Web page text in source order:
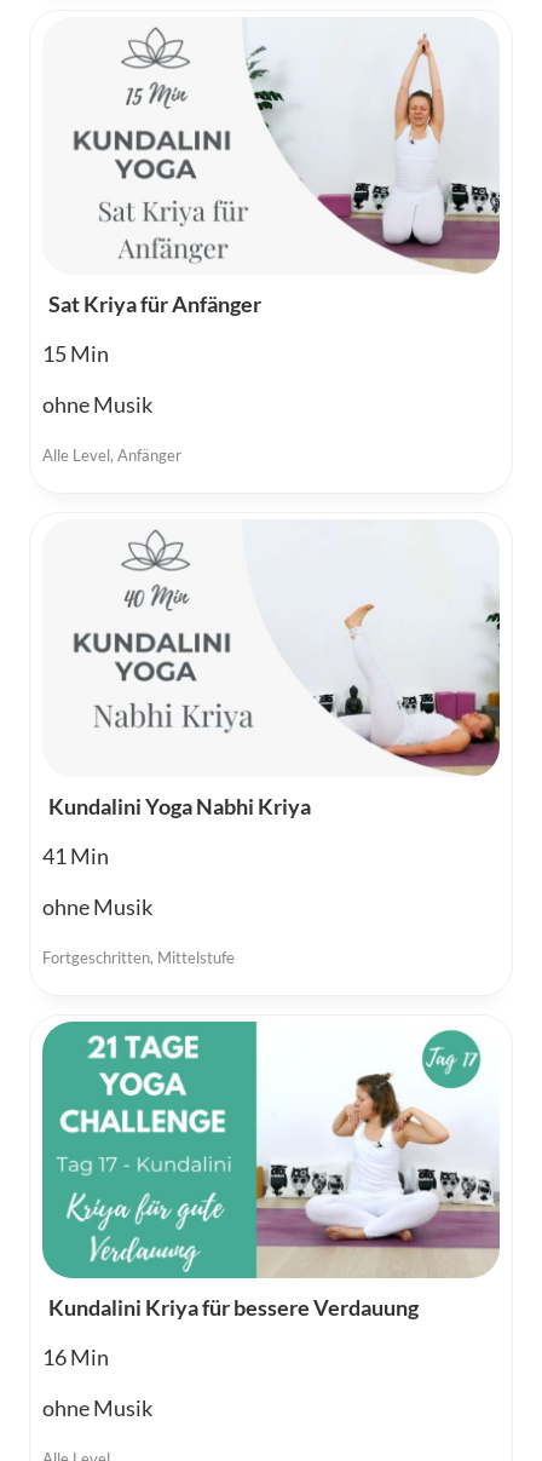
Sat Kriya für Anfänger
15
ohne Musik
Alle Level, Anfänger
Kundalini Yoga Nabhi Kriya
41
ohne Musik
Fortgeschritten, Mittelstufe
Kundalini Kriya für bessere Verdauung
16
ohne Musik